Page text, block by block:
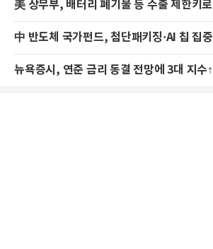
美 상무부, 배터리 폐기물 등 수출 제한키로
中 반도체 국가펀드, 첨단패키징·AI 칩 집중
뉴욕증시, 연준 금리 동결 전망에 3대 지수↑